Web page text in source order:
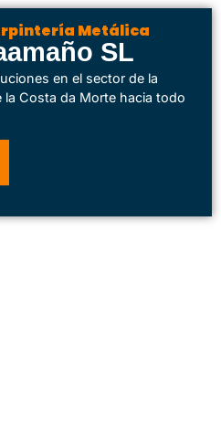
Metálica
SL
en el sector de la
la Costa da Morte hacia todo